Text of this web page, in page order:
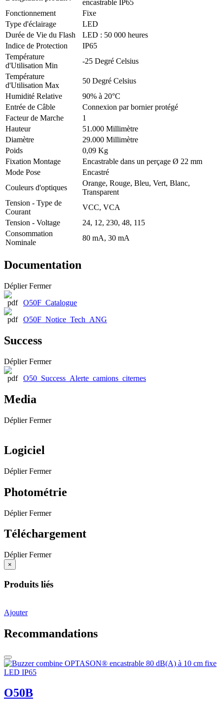
encastrable IP65
Fonctionnement
Fixe
Type d'éclairage
LED
Durée de Vie du Flash
LED : 50 000 heures
Indice de Protection
IP65
Température
d'Utilisation Min
-25 Degré Celsius
Température
d'Utilisation Max
50 Degré Celsius
Humidité Relative
90% à 20°C
Entrée de Câble
Connexion par bornier protégé
Facteur de Marche
1
Hauteur
51.000 Millimètre
Diamètre
29.000 Millimètre
Poids
0,09 Kg
Fixation Montage
Encastrable dans un perçage Ø 22 mm
Mode Pose
Encastré
Couleurs d'optiques
Orange, Rouge, Bleu, Vert, Blanc,
Transparent
Tension - Type de
Courant
VCC, VCA
Tension - Voltage
24, 12, 230, 48, 115
Consommation
Nominale
80 mA, 30 mA
Documentation
Déplier Fermer
O50F_Catalogue
O50F_Notice_Tech_ANG
Success
Déplier Fermer
O50_Success_Alerte_camions_citernes
Media
Déplier Fermer
Logiciel
Déplier Fermer
Photométrie
Déplier Fermer
Téléchargement
Déplier Fermer
×
Produits liés
Ajouter
Recommandations
O50B